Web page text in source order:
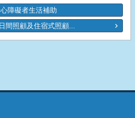
障礙者生活補助
間照顧及住宿式照顧...